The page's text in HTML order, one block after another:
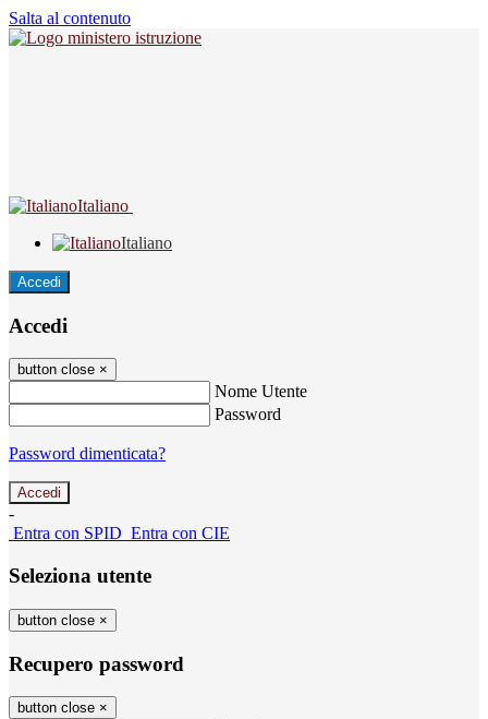
Salta al contenuto
Italiano
Italiano
Accedi
Accedi
button close ×
Nome Utente
Password
Password dimenticata?
-
Entra con SPID Entra con CIE
Seleziona utente
button close ×
Recupero password
button close ×